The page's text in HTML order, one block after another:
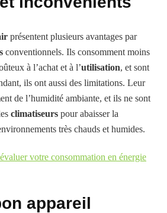
présentent plusieurs avantages par
conventionnels. Ils consomment moins
à l’achat et à l’utilisation, et sont
ils ont aussi des limitations. Leur
de l’humidité ambiante, et ils ne sont
climatiseurs pour abaisser la
très chauds et humides.
votre consommation en énergie
appareil